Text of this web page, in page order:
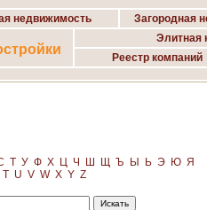
недвижимость Загородная
Элитная
Реестр компаний
Т У Ф Х Ц Ч Ш Щ Ъ Ы Ь Э Ю Я
T U V W X Y Z